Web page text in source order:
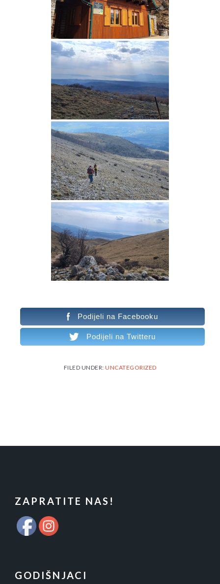
Podijeli na Facebooku
Podijeli na Twitteru
FILED UNDER: UNCATEGORIZED
FOOTER
ZAPRATITE NAS!
GODIŠNJACI